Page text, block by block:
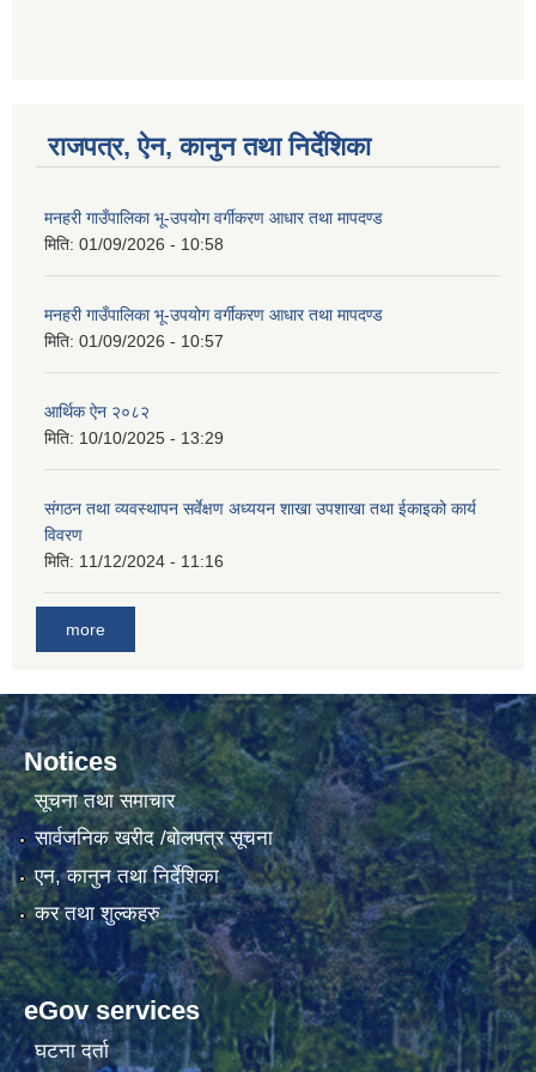
राजपत्र, ऐन, कानुन तथा निर्देशिका
मनहरी गाउँपालिका भू-उपयोग वर्गीकरण आधार तथा मापदण्ड
मिति: 01/09/2026 - 10:58
मनहरी गाउँपालिका भू-उपयोग वर्गीकरण आधार तथा मापदण्ड
मिति: 01/09/2026 - 10:57
आर्थिक ऐन २०८२
मिति: 10/10/2025 - 13:29
संगठन तथा व्यवस्थापन सर्वेक्षण अध्ययन शाखा उपशाखा तथा ईकाइको कार्य
विवरण
मिति: 11/12/2024 - 11:16
more
Notices
सूचना तथा समाचार
सार्वजनिक खरीद /बोलपत्र सूचना
एन, कानुन तथा निर्देशिका
कर तथा शुल्कहरु
eGov services
घटना दर्ता